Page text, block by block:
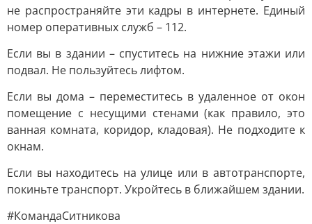
не распространяйте эти кадры в интернете. Единый
номер оперативных служб – 112.
Если вы в здании – спуститесь на нижние этажи или
подвал. Не пользуйтесь лифтом.
Если вы дома – переместитесь в удаленное от окон
помещение с несущими стенами (как правило, это
ванная комната, коридор, кладовая). Не подходите к
окнам.
Если вы находитесь на улице или в автотранспорте,
покиньте транспорт. Укройтесь в ближайшем здании.
#КомандаСитникова